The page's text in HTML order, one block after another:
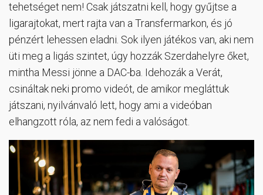
tehetséget nem! Csak játszatni kell, hogy gyűjtse a
ligarajtokat, mert rajta van a Transfermarkon, és jó
pénzért lehessen eladni. Sok ilyen játékos van, aki nem
üti meg a ligás szintet, úgy hozzák Szerdahelyre őket,
mintha Messi jönne a DAC-ba. Idehozák a Verát,
csináltak neki promo videót, de amikor megláttuk
játszani, nyilvánvaló lett, hogy ami a videóban
elhangzott róla, az nem fedi a valóságot.